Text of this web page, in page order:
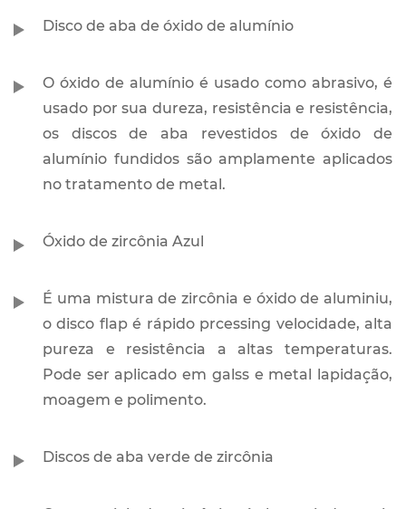
Disco de aba de óxido de alumínio
O óxido de alumínio é usado como abrasivo, é
usado por sua dureza, resistência e resistência,
os discos de aba revestidos de óxido de
alumínio fundidos são amplamente aplicados
no tratamento de metal.
Óxido de zircônia Azul
É uma mistura de zircônia e óxido de aluminiu,
o disco flap é rápido prcessing velocidade, alta
pureza e resistência a altas temperaturas.
Pode ser aplicado em galss e metal lapidação,
moagem e polimento.
Discos de aba verde de zircônia